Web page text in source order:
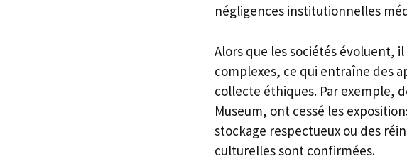
négligences institutionnelles
Alors que les sociétés évoluent,
complexes, ce qui entraîne des
collecte éthiques. Par exemple,
Museum, ont cessé les
stockage respectueux ou des
culturelles sont confirmées.